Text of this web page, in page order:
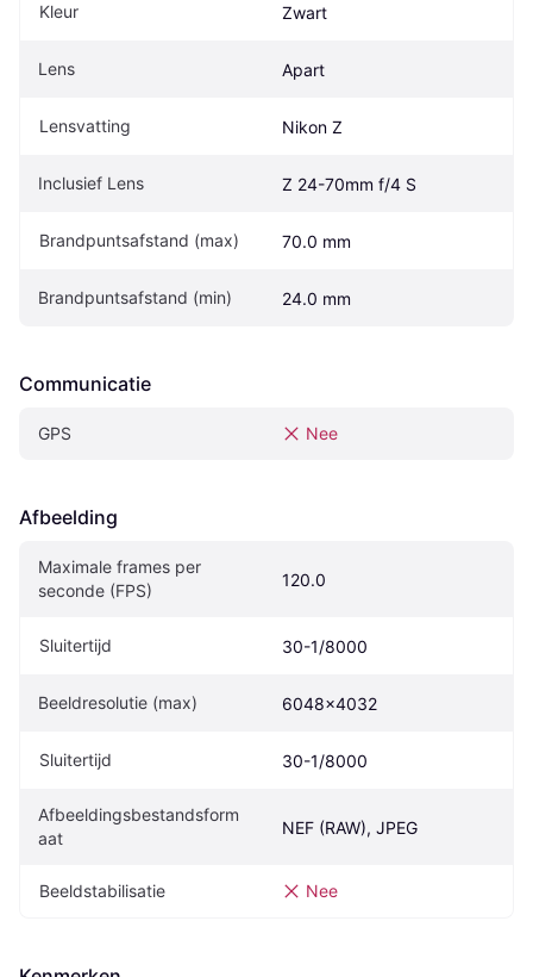
Kleur Zwart
Lens Apart
Lensvatting Nikon Z
Inclusief Lens Z 24-70mm f/4 S
Brandpuntsafstand (max) 70.0 mm
Brandpuntsafstand (min) 24.0 mm
Communicatie
GPS Nee
Afbeelding
Maximale frames per
seconde (FPS)
120.0
Sluitertijd 30-1/8000
Beeldresolutie (max) 6048x4032
Sluitertijd 30-1/8000
Afbeeldingsbestandsform
aat
NEF (RAW), JPEG
Beeldstabilisatie Nee